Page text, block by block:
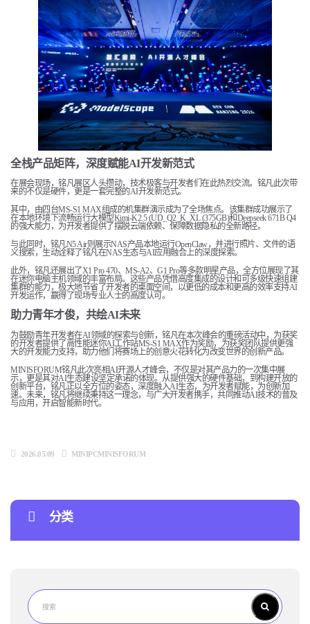
分类
全栈产品矩阵，深度赋能AI开发新范式
在展会现场，铭凡展区人头攒动，技术极客与开发者们在此热烈交流。铭凡此次带
来的不仅是硬件，更是一套完整的AI开发新范式。
其中，由四台MS-S1 MAX组成的机集群演示成为了全场焦点。该集群成功展示了
在本地环境下流畅运行大模型Kimi-K2.5 (UD_Q2_K_XL (375GB)和Deepseek 671B Q4
的强大能力，为开发者提供了摆脱云端依赖、保障数据隐私的全新路径。
与此同时，铭凡N5 Air则展示NAS产品本地运行OpenClaw，并进行照片、文件的语
义搜索，生动诠释了铭凡在NAS生态与AI应用融合上的深度探索。
此外，铭凡还展出了X1 Pro 470、MS-A2、G1 Pro等多款明星产品，全方位展现了其
在迷你电脑主机领域的丰富布局。这些产品凭借高度集成的设计和可多级快速组建
集群的能力，极大地节省了开发者的桌面空间，以更低的成本和更高的效率支持AI
开发运作，赢得了现场专业人士的高度认可。
助力青年才俊，共绘AI未来
为鼓励青年开发者在AI领域的探索与创新，铭凡在本次峰会的重磅活动中，为获奖
的开发者提供了高性能迷你AI工作站MS-S1 MAX作为奖励，为获奖团队提供更强
大的开发能力支持，助力他们将赛场上的创意火花转化为改变世界的创新产品。
MINISFORUM铭凡此次亮相AI开源人才峰会，不仅是对其产品力的一次集中展
示，更是其对AI生态建设坚定承诺的体现。从提供强大的硬件基础，到构建开放的
创新平台，铭凡正以全方位的姿态，深度融入AI生态，为开发者赋能，为创新加
速。未来，铭凡将继续秉持这一理念，与广大开发者携手，共同推动AI技术的普及
与应用，开启智能新时代。
2026.05.09 MINIPCMINISFORUM